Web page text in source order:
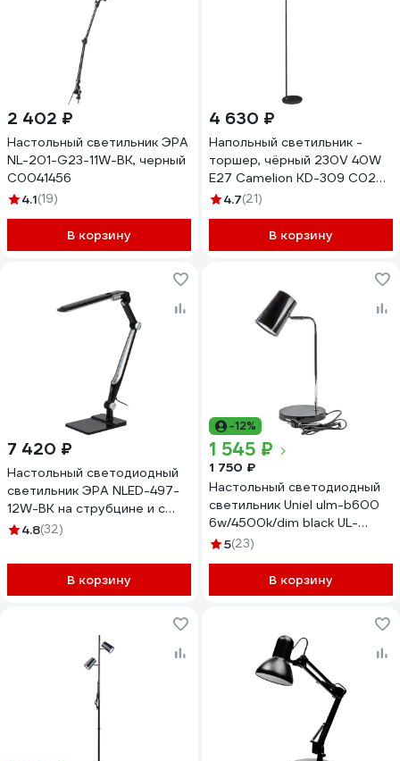
2 402 ₽
Настольный светильник ЭРА
NL-201-G23-11W-BK, черный
C0041456
4.1(19)
В корзину
4 630 ₽
Напольный светильник -
торшер, чёрный 230V 40W
E27 Camelion KD-309 C02
11484
4.7(21)
В корзину
7 420 ₽
Настольный светодиодный
светильник ЭРА NLED-497-
12W-BK на струбцине и с
основанием, черный
4.8(32)
В корзину
-12%
1 545 ₽
1 750 ₽
Настольный светодиодный
светильник Uniel ulm-b600
6w/4500k/dim black UL-
00010146
5(23)
В корзину